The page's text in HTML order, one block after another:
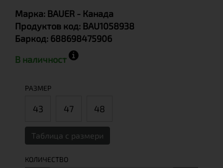
Марка: BAUER - Канада
Продуктов код: BAU1058938
Баркод: 688698475906
В наличност
РАЗМЕР
43 47 48
Таблица с размери
КОЛИЧЕСТВО